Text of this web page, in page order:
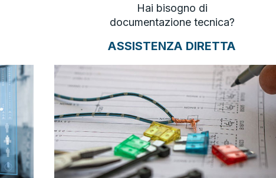
Hai bisogno di
documentazione tecnica?
ASSISTENZA DIRETTA